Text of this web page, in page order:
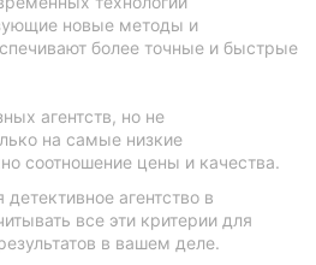
новые методы и
более точные и быстрые
агентств, но не
на самые низкие
соотношение цены и качества.
агентство в
все эти критерии для
в вашем деле.